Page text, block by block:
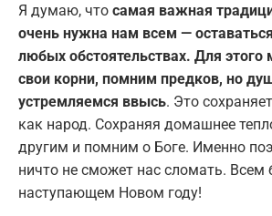
Я думаю, что самая важная
очень нужна нам всем —
любых обстоятельствах. Для
свои корни, помним предков, но
устремляемся ввысь. Это
как народ. Сохраняя домашнее
другим и помним о Боге. Именно
ничто не сможет нас сломать. Всем
наступающем Новом году!